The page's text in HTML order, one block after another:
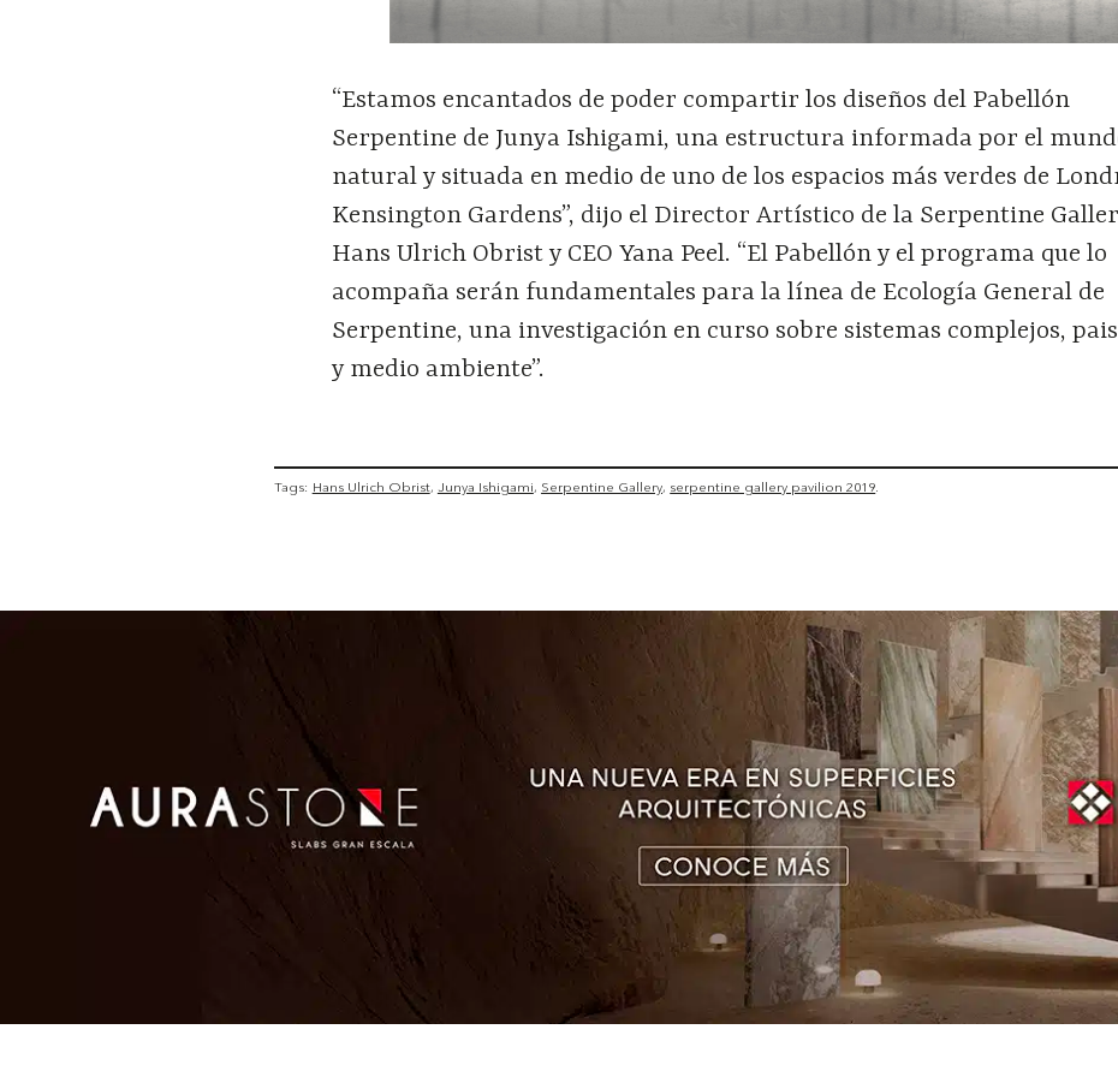
“Estamos encantados de poder compartir los diseños del Pabellón
Serpentine de Junya Ishigami, una estructura informada por el
natural y situada en medio de uno de los espacios más verdes de
Kensington Gardens”, dijo el Director Artístico de la Serpentine
Hans Ulrich Obrist y CEO Yana Peel. “El Pabellón y el programa que lo
acompaña serán fundamentales para la línea de Ecología General de
Serpentine, una investigación en curso sobre sistemas complejos,
y medio ambiente”.
Tags: Hans Ulrich Obrist Junya Ishigami Serpentine Gallery serpentine gallery pavilion 2019